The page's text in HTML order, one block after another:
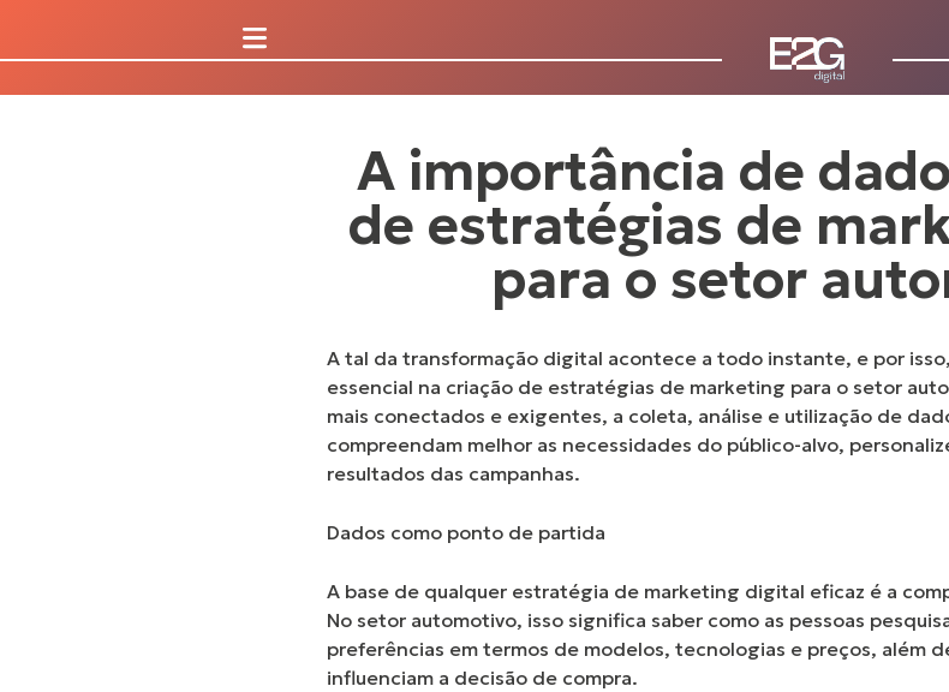
A importância de
de estratégias de
para o setor
A tal da transformação digital acontece a todo instante, e por
essencial na criação de estratégias de marketing para o setor
mais conectados e exigentes, a coleta, análise e utilização de
compreendam melhor as necessidades do público-alvo,
resultados das campanhas.
Dados como ponto de partida
A base de qualquer estratégia de marketing digital eficaz é a
No setor automotivo, isso significa saber como as pessoas
preferências em termos de modelos, tecnologias e preços, além
influenciam a decisão de compra.